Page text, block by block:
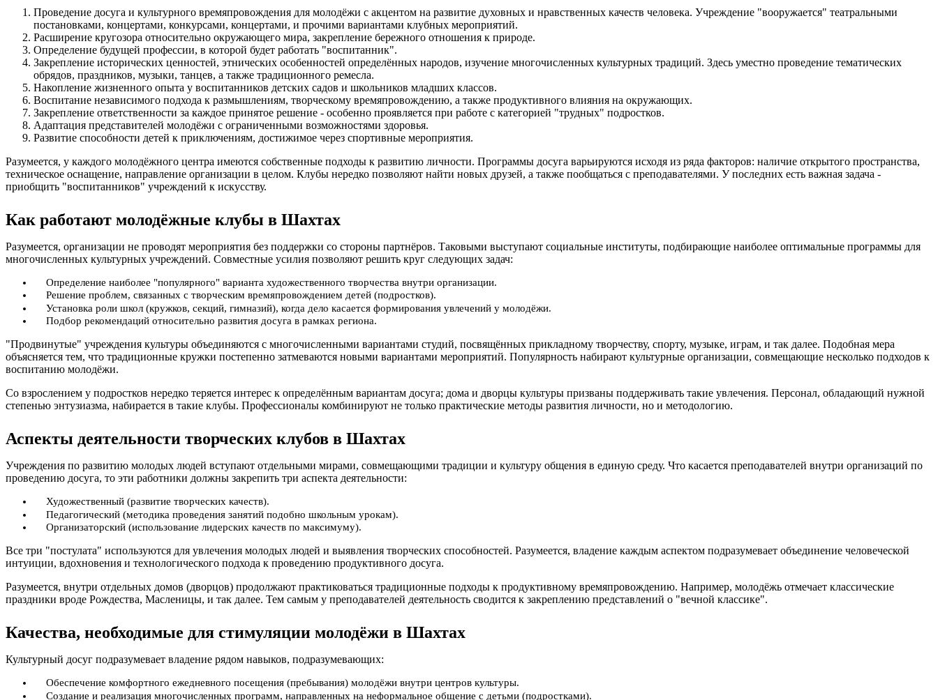
Проведение досуга и культурного времяпровождения для молодёжи с акцентом на развитие духовных и нравственных качеств человека. Учреждение "вооружается" театральными
постановками, концертами, конкурсами, концертами, и прочими вариантами клубных мероприятий.
Расширение кругозора относительно окружающего мира, закрепление бережного отношения к природе.
Определение будущей профессии, в которой будет работать "воспитанник".
Закрепление исторических ценностей, этнических особенностей определённых народов, изучение многочисленных культурных традиций. Здесь уместно проведение тематических
обрядов, праздников, музыки, танцев, а также традиционного ремесла.
Накопление жизненного опыта у воспитанников детских садов и школьников младших классов.
Воспитание независимого подхода к размышлениям, творческому времяпровождению, а также продуктивного влияния на окружающих.
Закрепление ответственности за каждое принятое решение - особенно проявляется при работе с категорией "трудных" подростков.
Адаптация представителей молодёжи с ограниченными возможностями здоровья.
Развитие способности детей к приключениям, достижимое через спортивные мероприятия.
Разумеется, у каждого молодёжного центра имеются собственные подходы к развитию личности. Программы досуга варьируются исходя из ряда факторов: наличие открытого пространства,
техническое оснащение, направление организации в целом. Клубы нередко позволяют найти новых друзей, а также пообщаться с преподавателями. У последних есть важная задача -
приобщить "воспитанников" учреждений к искусству.
Как работают молодёжные клубы в Шахтах
Разумеется, организации не проводят мероприятия без поддержки со стороны партнёров. Таковыми выступают социальные институты, подбирающие наиболее оптимальные программы для
многочисленных культурных учреждений. Совместные усилия позволяют решить круг следующих задач:
Определение наиболее "популярного" варианта художественного творчества внутри организации.
Решение проблем, связанных с творческим времяпровождением детей (подростков).
Установка роли школ (кружков, секций, гимназий), когда дело касается формирования увлечений у молодёжи.
Подбор рекомендаций относительно развития досуга в рамках региона.
"Продвинутые" учреждения культуры объединяются с многочисленными вариантами студий, посвящённых прикладному творчеству, спорту, музыке, играм, и так далее. Подобная мера
объясняется тем, что традиционные кружки постепенно затмеваются новыми вариантами мероприятий. Популярность набирают культурные организации, совмещающие несколько подходов к
воспитанию молодёжи.
Со взрослением у подростков нередко теряется интерес к определённым вариантам досуга; дома и дворцы культуры призваны поддерживать такие увлечения. Персонал, обладающий нужной
степенью энтузиазма, набирается в такие клубы. Профессионалы комбинируют не только практические методы развития личности, но и методологию.
Аспекты деятельности творческих клубов в Шахтах
Учреждения по развитию молодых людей вступают отдельными мирами, совмещающими традиции и культуру общения в единую среду. Что касается преподавателей внутри организаций по
проведению досуга, то эти работники должны закрепить три аспекта деятельности:
Художественный (развитие творческих качеств).
Педагогический (методика проведения занятий подобно школьным урокам).
Организаторский (использование лидерских качеств по максимуму).
Все три "постулата" используются для увлечения молодых людей и выявления творческих способностей. Разумеется, владение каждым аспектом подразумевает объединение человеческой
интуиции, вдохновения и технологического подхода к проведению продуктивного досуга.
Разумеется, внутри отдельных домов (дворцов) продолжают практиковаться традиционные подходы к продуктивному времяпровождению. Например, молодёжь отмечает классические
праздники вроде Рождества, Масленицы, и так далее. Тем самым у преподавателей деятельность сводится к закреплению представлений о "вечной классике".
Качества, необходимые для стимуляции молодёжи в Шахтах
Культурный досуг подразумевает владение рядом навыков, подразумевающих:
Обеспечение комфортного ежедневного посещения (пребывания) молодёжи внутри центров культуры.
Создание и реализация многочисленных программ, направленных на неформальное общение с детьми (подростками).